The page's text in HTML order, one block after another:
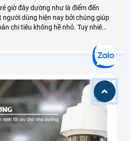
giờ đây dường như là điểm đến
người dùng hiện nay bởi chúng giúp
tiêu không hề nhỏ. Tuy nhiên
những đặc điểm, chức năng riêng,
quan sát giá rẻ nào để đảm